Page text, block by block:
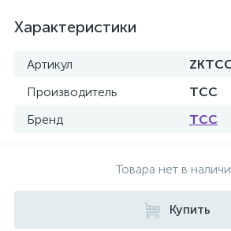
Характеристики
Артикул
Производитель
ТСС
Бренд
ТСС
Товара нет в
Купить